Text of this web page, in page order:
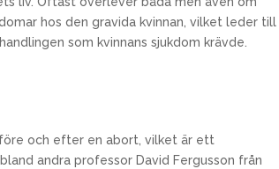
hos den gravida kvinnan, vilket leder till
som kvinnans sjukdom krävde.
och efter en abort, vilket är ett
andra professor David Fergusson från